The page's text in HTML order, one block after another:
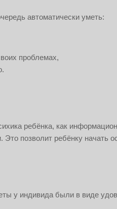
автоматически уметь:
проблемах,
ребёнка, как
позволит ребёнку начать
у индивида были в виде